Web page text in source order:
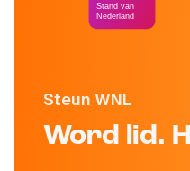
Steun WNL
Word lid.
Stand van
Nederland